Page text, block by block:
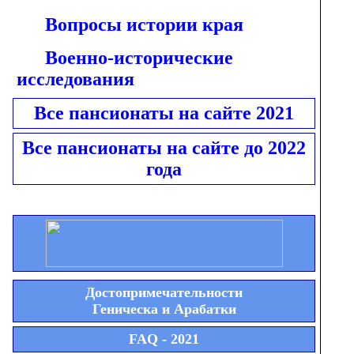
Вопросы истории края
Военно-исторические
исследования
Все пансионаты на сайте 2021
Все пансионаты на сайте до 2022
года
Достопримечательности
Геническа и Арабатки
FAQ - 2021